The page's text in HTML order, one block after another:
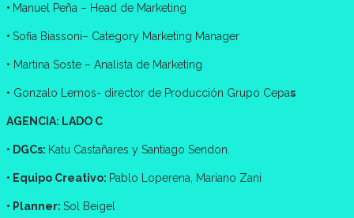
• Manuel Peña – Head de Marketing
• Sofia Biassoni– Category Marketing Manager
• Martina Soste – Analista de Marketing
• Gonzalo Lemos- director de Producción Grupo Cepas
AGENCIA: LADO C
• DGCs: Katu Castañares y Santiago Sendon.
• Equipo Creativo: Pablo Loperena, Mariano Zani
• Planner: Sol Beigel